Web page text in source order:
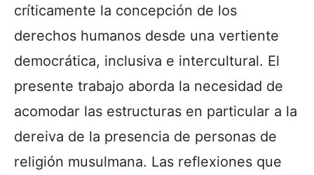
críticamente la concepción de los
derechos humanos desde una vertiente
democrática, inclusiva e intercultural. El
presente trabajo aborda la necesidad de
acomodar las estructuras en particular a la
dereiva de la presencia de personas de
religión musulmana. Las reflexiones que